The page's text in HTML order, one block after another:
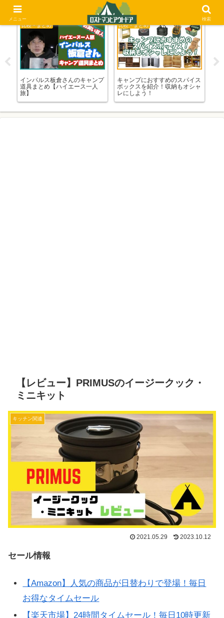
比較・まとめ
インパルス板倉さんのキャンプ
道具まとめ【ハイエース一人
旅】
比較・まとめ
キャンプにおすすめのスパイス
ボックスを紹介！収納もオシャ
レにしよう！
比
【レビュー】PRIMUSのイージークック・
ミニキット
キッチン関連
2021.05.29 2023.10.12
セール情報
【Amazon】人気の商品が日替わりで登場！毎日
お得なタイムセール
【楽天市場】24時間タイムセール！毎日10時更新
メニュー 検索